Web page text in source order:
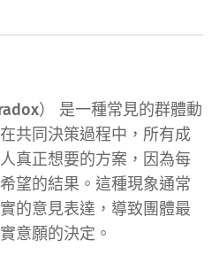
）
是一種常見的群體動
共同決策過程中，所有成
真正想要的方案，因為每
望的結果。這種現象通常
的意見表達，導致團體最
意願的決定。